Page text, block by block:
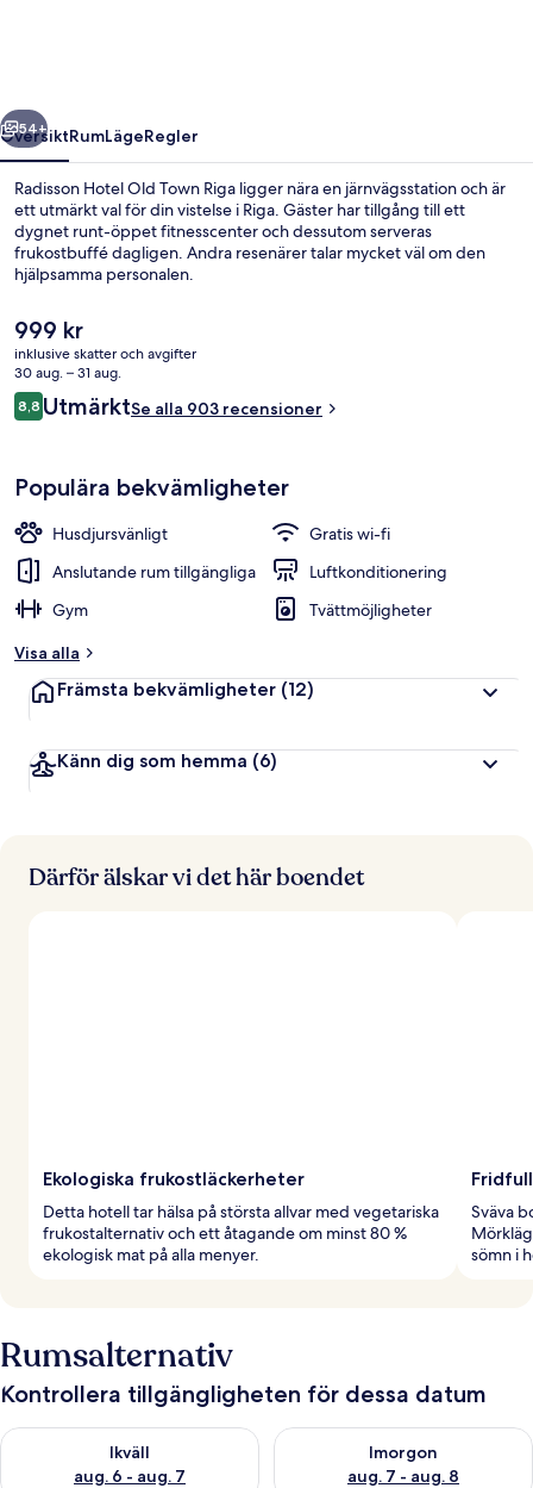
Nästa
54+
ÖversiktRumLägeRegler
Radisson Hotel Old Town Riga ligger nära en järnvägsstation och är
ett utmärkt val för din vistelse i Riga. Gäster har tillgång till ett
dygnet runt-öppet fitnesscenter och dessutom serveras
frukostbuffé dagligen. Andra resenärer talar mycket väl om den
hjälpsamma personalen.
Det
nuvarande
priset
är
999 kr
999 kr
inklusive skatter och avgifter
30 aug. – 31 aug.
Recensioner
8,88,8 av 10,
UtmärktSe alla 903 recensioner
Populära bekvämligheter
Husdjursvänligt
Gratis wi-fi
Anslutande rum tillgängliga
Luftkonditionering
Gym
Tvättmöjligheter
Visa alla
Främsta bekvämligheter (12)
Känn dig som hemma (6)
Därför älskar vi det här boendet
Ekologiska frukostläckerheter
Detta hotell tar hälsa på största allvar med vegetariska
frukostalternativ och ett åtagande om minst 80 %
ekologisk mat på alla menyer.
Sväva
sömn i
Rumsalternativ
Kontrollera tillgängligheten för dessa datum
Ikväll
aug. 6 - aug. 7
Kontrollera tillgängligheten för ikväll aug. 6 - aug. 7
Imorgon
aug. 7 - aug. 8
Kontrollera tillgängligheten